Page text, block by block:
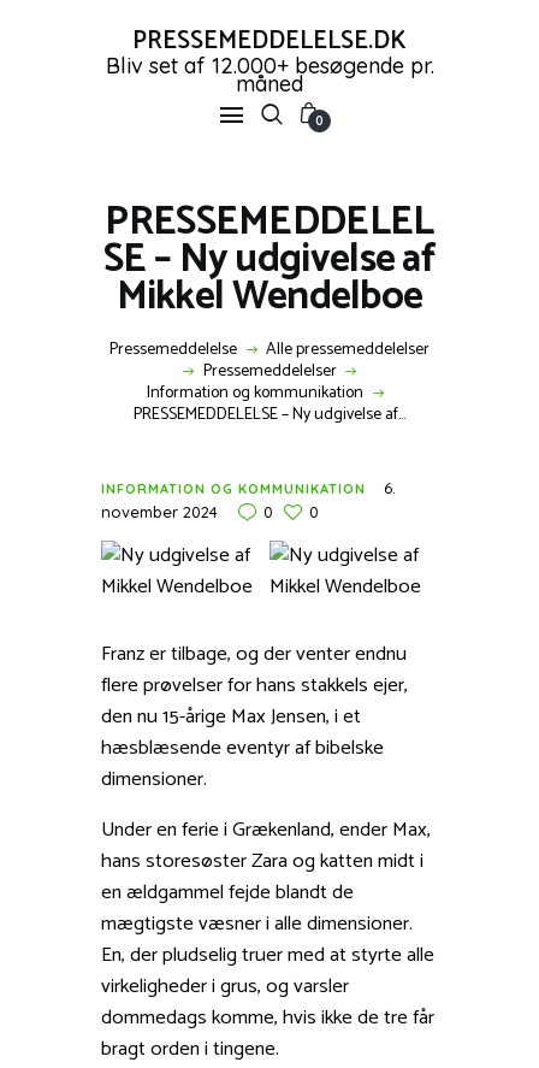
PRESSEMEDDELELSE.DK
Bliv set af 12.000+ besøgende pr.
måned
0
PRESSEMEDDELEL
SE – Ny udgivelse af
Mikkel Wendelboe
Pressemeddelelse Alle pressemeddelelser
Pressemeddelelser
Information og kommunikation
PRESSEMEDDELELSE – Ny udgivelse af...
PRESSEMEDDELELSE.DK
Bliv set af 12.000+ besøgende pr. måned
FORSIDE
PRESSEMEDDELELSER
OPRET GRATIS KONTO
NYHEDER
KONTAKT OS
LOG IND
INFORMATION OG KOMMUNIKATION
6.
november 2024
0 0
Franz er tilbage, og der venter endnu
flere prøvelser for hans stakkels ejer,
den nu 15-årige Max Jensen, i et
hæsblæsende eventyr af bibelske
dimensioner.
Under en ferie i Grækenland, ender Max,
hans storesøster Zara og katten midt i
en ældgammel fejde blandt de
mægtigste væsner i alle dimensioner.
En, der pludselig truer med at styrte alle
virkeligheder i grus, og varsler
dommedags komme, hvis ikke de tre får
bragt orden i tingene.